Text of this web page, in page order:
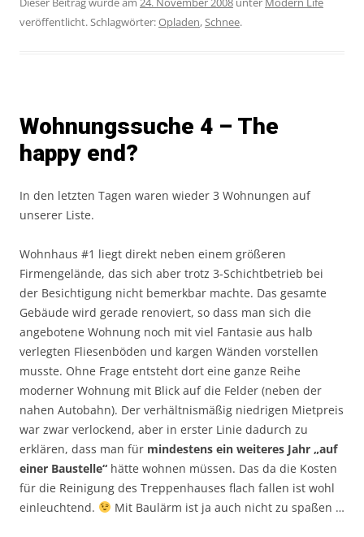
veröffentlicht. Schlagwörter:Opladen,Schnee.
Wohnungssuche 4 – The
happy end?
In den letzten Tagen waren wieder 3 Wohnungen auf
unserer Liste.
Wohnhaus #1 liegt direkt neben einem größeren
Firmengelände, das sich aber trotz 3-Schichtbetrieb bei
der Besichtigung nicht bemerkbar machte. Das gesamte
Gebäude wird gerade renoviert, so dass man sich die
angebotene Wohnung noch mit viel Fantasie aus halb
verlegten Fliesenböden und kargen Wänden vorstellen
musste. Ohne Frage entsteht dort eine ganze Reihe
moderner Wohnung mit Blick auf die Felder (neben der
nahen Autobahn). Der verhältnismäßig niedrigen Mietpreis
war zwar verlockend, aber in erster Linie dadurch zu
erklären, dass man für mindestens ein weiteres Jahr „auf
einer Baustelle“ hätte wohnen müssen. Das da die Kosten
für die Reinigung des Treppenhauses flach fallen ist wohl
einleuchtend.
Mit Baulärm ist ja auch nicht zu spaßen …